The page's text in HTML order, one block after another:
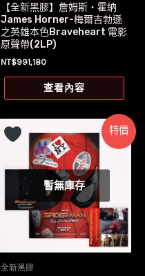
【全新黑膠】詹姆斯‧霍納
James Horner-梅爾吉勃遜
之英雄本色Braveheart 電影
原聲帶(2LP)
NT$991,180
查看內容
特價
暫無庫存
全新黑膠